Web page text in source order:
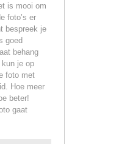
is mooi om
foto’s er
bespreek je
goed
behang
je op
foto met
Hoe meer
beter!
gaat